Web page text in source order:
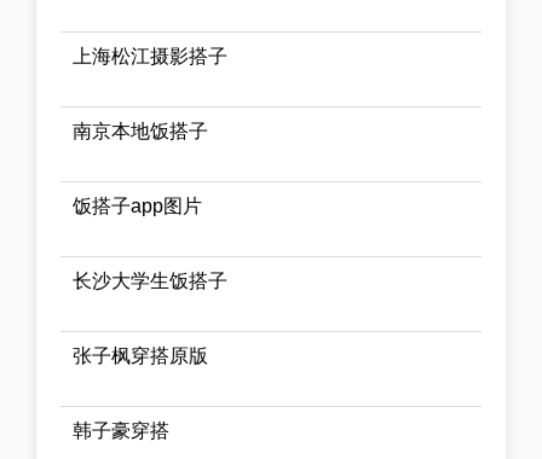
上海松江摄影搭子
南京本地饭搭子
饭搭子app图片
长沙大学生饭搭子
张子枫穿搭原版
韩子豪穿搭